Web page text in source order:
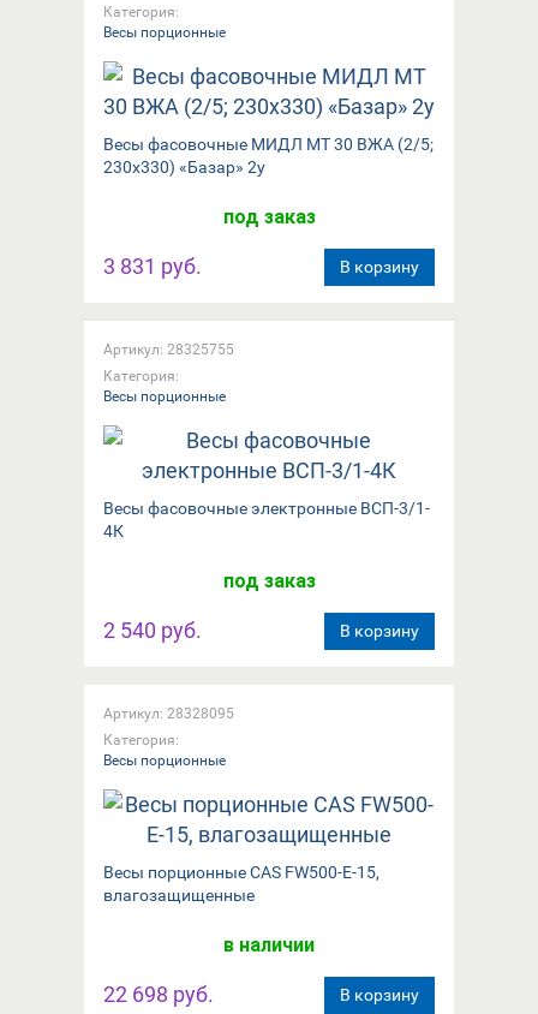
Категория:
Весы порционные
Весы фасовочные МИДЛ МТ 30 ВЖА (2/5;
230x330) «Базар» 2у
под заказ
3 831 руб. В корзину
Артикул: 28325755
Категория:
Весы порционные
Весы фасовочные электронные ВСП-3/1-
4К
под заказ
2 540 руб. В корзину
Артикул: 28328095
Категория:
Весы порционные
Весы порционные CAS FW500-E-15,
влагозащищенные
в наличии
22 698 руб. В корзину